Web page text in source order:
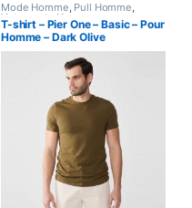
Mode Homme, Pull Homme,
Vetements Homme
T-shirt – Pier One – Basic – Pour
Homme – Dark Olive